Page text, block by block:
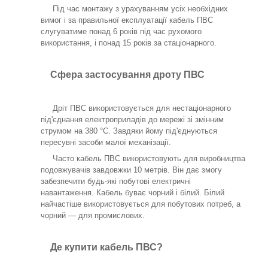
Під час монтажу з урахуванням усіх необхідних
вимог і за правильної експлуатації кабель ПВС
слугуватиме понад 6 років під час рухомого
використання, і понад 15 років за стаціонарного.
Сфера застосування дроту ПВС
Дріт ПВС використовується для нестаціонарного
під'єднання електроприладів до мережі зі змінним
струмом на 380 °C. Завдяки йому під'єднуються
пересувні засоби малої механізації.
Часто кабель ПВС використовують для виробництва
подовжувачів завдовжки 10 метрів. Він дає змогу
забезпечити будь-які побутові електричні
навантаження. Кабель буває чорний і білий. Білий
найчастіше використовується для побутових потреб, а
чорний — для промислових.
Де купити кабель ПВС?